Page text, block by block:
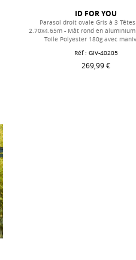
ID FOR YOU
Parasol droit ovale Gris à 3 Têtes
2.70x4.65m - Mât rond en
Toile Polyester 180g avec
Réf : GIV-40205
269,99 €